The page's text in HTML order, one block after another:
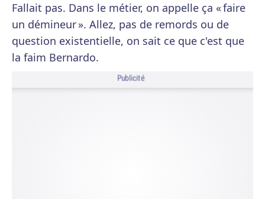
Fallait pas. Dans le métier, on appelle ça « faire
un démineur ». Allez, pas de remords ou de
question existentielle, on sait ce que c'est que
la faim Bernardo.
Publicité